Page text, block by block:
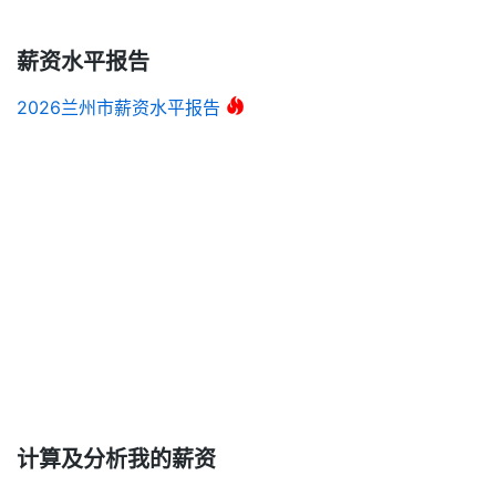
薪资水平报告
2026兰州市薪资水平报告
计算及分析我的薪资